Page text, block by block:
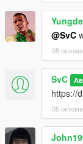
@SvC
05
SvC
https://
05